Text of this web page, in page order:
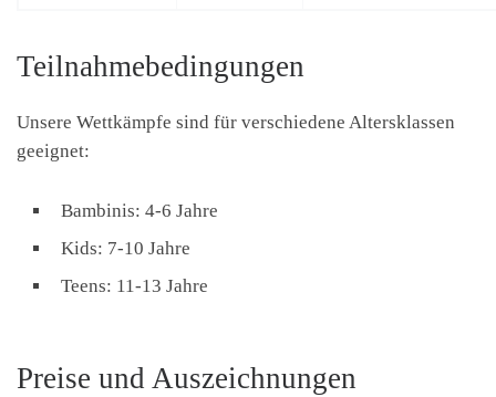
Teilnahmebedingungen
Unsere Wettkämpfe sind für verschiedene Altersklassen
geeignet:
Bambinis: 4-6 Jahre
Kids: 7-10 Jahre
Teens: 11-13 Jahre
Preise und Auszeichnungen